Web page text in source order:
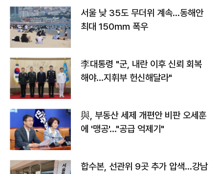
서울 낮 35도 무더위 계속…동해안
최대 150㎜ 폭우
李대통령 "군, 내란 이후 신뢰 회복
해야…지휘부 헌신해달라"
與, 부동산 세제 개편안 비판 오세훈
에 '맹공'…"공급 억제기"
합수본, 선관위 9곳 추가 압색…강남